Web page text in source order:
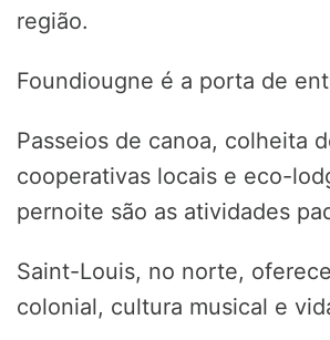
região.
Foundiougne é a porta de
Passeios de canoa, colheita
cooperativas locais e eco-
pernoite são as atividades
Saint-Louis, no norte,
colonial, cultura musical e